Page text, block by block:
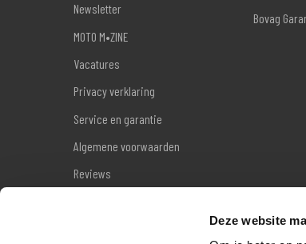
Deze website
Newsletter
MOTO M•ZINE
Vacatures
Privacy verklaring
Service en garantie
Algemene voorwaarden
Reviews
Bovag